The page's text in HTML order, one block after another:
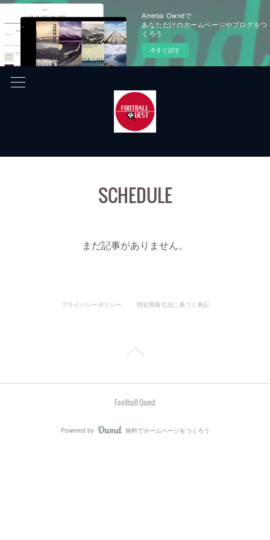
Ameba Owndで
あなただけのホームページやブログをつ
くろう
今すぐ試す
SCHEDULE
まだ記事がありません。
プライバシーポリシー 特定商取引法に基づく表記
Football Quest
Powered by AmebaOwnd
無料でホームページをつくろう